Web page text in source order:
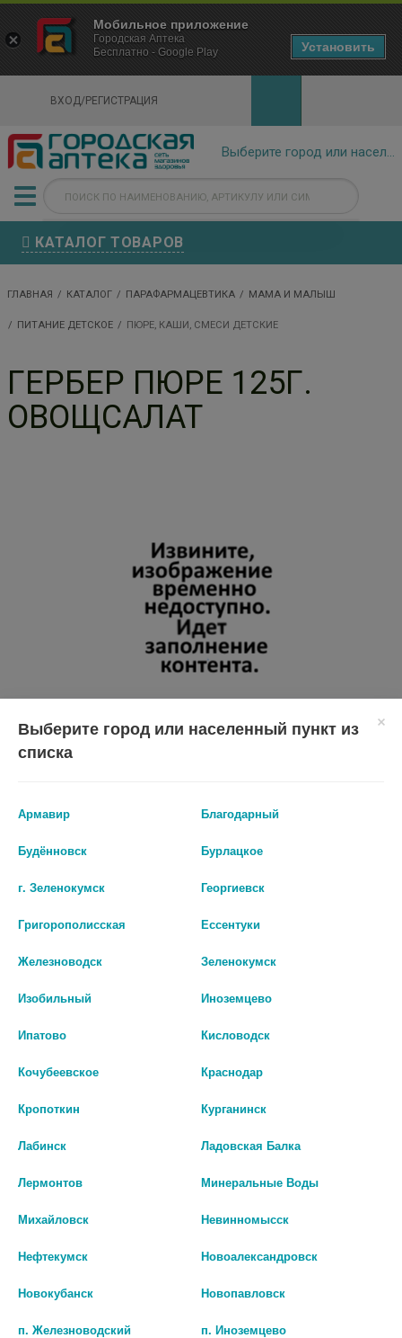
ВХОД/РЕГИСТРАЦИЯ
КАТАЛОГ ТОВАРОВ
ГЛАВНАЯ КАТАЛОГ ПАРАФАРМАЦЕВТИКА МАМА И МАЛЫШ
ПИТАНИЕ ДЕТСКОЕ ПЮРЕ, КАШИ, СМЕСИ ДЕТСКИЕ
ГЕРБЕР ПЮРЕ 125Г.
ОВОЩСАЛАТ
Перед применением необходимо проконсультироваться
Производитель оставляет за собой право изменять внешний вид и
210
Цены на сайте могут отличаться от цен в аптечных пунктах.
оформлении заказа.
В КОРЗИНУ
Описание
Наличие в аптеках
×
Городская Аптека Маркетплейс
- In Google Play
Выберите город или населенный пункт из
списка
Армавир Благодарный
Будённовск Бурлацкое
г. Зеленокумск Георгиевск
Григорополисская Ессентуки
Железноводск Зеленокумск
Изобильный Иноземцево
Ипатово Кисловодск
Кочубеевское Краснодар
Кропоткин Курганинск
Лабинск Ладовская Балка
Лермонтов Минеральные Воды
Михайловск Невинномысск
Нефтекумск Новоалександровск
Новокубанск Новопавловск
п. Железноводский п. Иноземцево
Мобильное приложение
Городская Аптека
Бесплатно - Google Play
Установить